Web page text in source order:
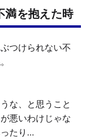
満を抱えた時
つけられない不
な、と思うこと
悪いわけじゃな
たり…